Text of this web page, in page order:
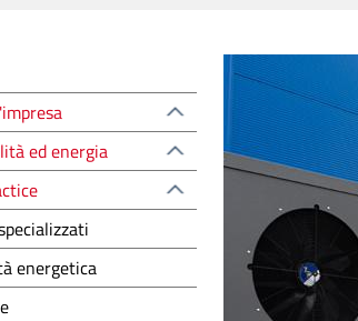
d'impresa
ed energia
energetica